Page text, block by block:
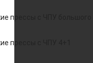
прессы с ЧПУ большого
прессы с ЧПУ 4+1